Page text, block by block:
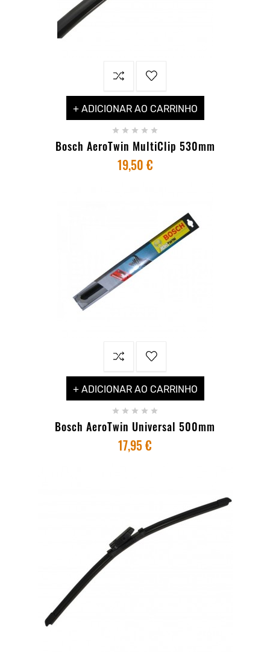
+ ADICIONAR AO CARRINHO
    
Bosch AeroTwin MultiClip 530mm
19,50 €
+ ADICIONAR AO CARRINHO
    
Bosch AeroTwin Universal 500mm
17,95 €